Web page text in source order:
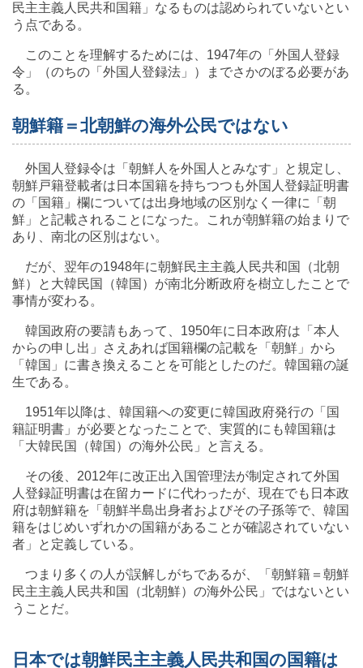
民主主義人民共和国籍」なるものは認められていないとい
う点である。
このことを理解するためには、1947年の「外国人登録
令」（のちの「外国人登録法」）までさかのぼる必要があ
る。
朝鮮籍＝北朝鮮の海外公民ではない
外国人登録令は「朝鮮人を外国人とみなす」と規定し、
朝鮮戸籍登載者は日本国籍を持ちつつも外国人登録証明書
の「国籍」欄については出身地域の区別なく一律に「朝
鮮」と記載されることになった。これが朝鮮籍の始まりで
あり、南北の区別はない。
だが、翌年の1948年に朝鮮民主主義人民共和国（北朝
鮮）と大韓民国（韓国）が南北分断政府を樹立したことで
事情が変わる。
韓国政府の要請もあって、1950年に日本政府は「本人
からの申し出」さえあれば国籍欄の記載を「朝鮮」から
「韓国」に書き換えることを可能としたのだ。韓国籍の誕
生である。
1951年以降は、韓国籍への変更に韓国政府発行の「国
籍証明書」が必要となったことで、実質的にも韓国籍は
「大韓民国（韓国）の海外公民」と言える。
その後、2012年に改正出入国管理法が制定されて外国
人登録証明書は在留カードに代わったが、現在でも日本政
府は朝鮮籍を「朝鮮半島出身者およびその子孫等で、韓国
籍をはじめいずれかの国籍があることが確認されていない
者」と定義している。
つまり多くの人が誤解しがちであるが、「朝鮮籍＝朝鮮
民主主義人民共和国（北朝鮮）の海外公民」ではないとい
うことだ。
日本では朝鮮民主主義人民共和国の国籍は